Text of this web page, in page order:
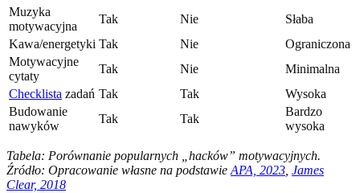
Muzyka
motywacyjna
Tak Nie
Słaba
Kawa/energetyki Tak Nie
Ograniczona
Motywacyjne
cytaty
Tak Nie
Minimalna
Checklista zadań Tak Tak
Wysoka
Budowanie
nawyków
Tak Tak
Bardzo
wysoka
Tabela: Porównanie popularnych „hacków” motywacyjnych.
Źródło: Opracowanie własne na podstawie APA, 2023 James
Clear, 2018